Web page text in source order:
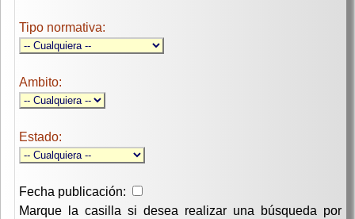
Tipo normativa:
Ambito:
Estado:
Fecha publicación:
Marque la casilla si desea realizar una búsqueda por